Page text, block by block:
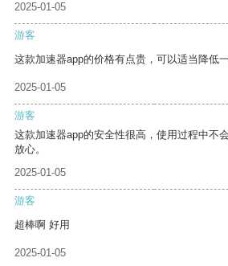
2025-01-05
游客
这款加速器app的价格有点贵，可以适当降低
2025-01-05
游客
这款加速器app的安全性很高，使用过程中不
放心。
2025-01-05
游客
超棒啊 好用
2025-01-05